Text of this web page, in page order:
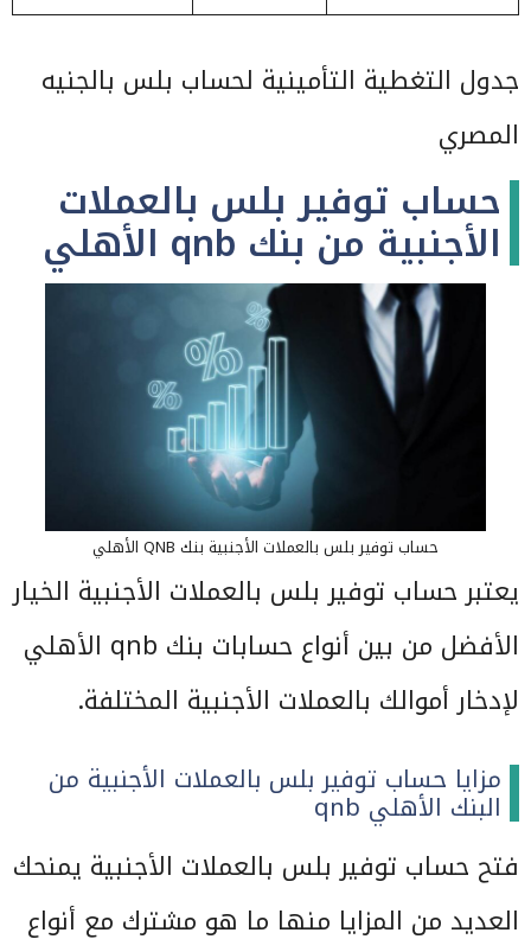
جدول التغطية التأمينية لحساب بلس بالجنيه
المصري
حساب توفير بلس بالعملات
الأجنبية من بنك qnb الأهلي
حساب توفير بلس بالعملات الأجنبية بنك QNB الأهلي
يعتبر حساب توفير بلس بالعملات الأجنبية الخيار
الأفضل من بين أنواع حسابات بنك qnb الأهلي
لإدخار أموالك بالعملات الأجنبية المختلفة.
مزايا حساب توفير بلس بالعملات الأجنبية من
البنك الأهلي qnb
فتح حساب توفير بلس بالعملات الأجنبية يمنحك
العديد من المزايا منها ما هو مشترك مع أنواع